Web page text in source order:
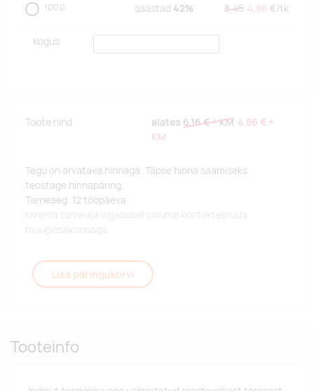
1000 säästad 42% 8,45 4,86 €/tk
Kogus
Toote hind alates 6,16 €+ KM 4,86 € +
KM
Tegu on arvatava hinnaga. Täpse hinna saamiseks
teostage hinnapäring.
Tarneaeg: 12 tööpäeva.
Kiirema tarneaja vajadusel palume kontakteeruda
müügiosakonnaga.
Lisa päringukorvi
Tooteinfo